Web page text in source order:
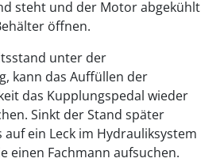
steht und der Motor abgekühlt
öffnen.
unter der
kann das Auffüllen der
das Kupplungspedal wieder
Sinkt der Stand später
ein Leck im Hydrauliksystem
einen Fachmann aufsuchen.